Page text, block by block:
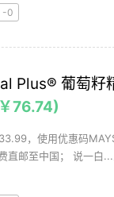
-0
Plus® 葡萄籽
76.74)
，使用优惠码
直邮至中国； 说一白...